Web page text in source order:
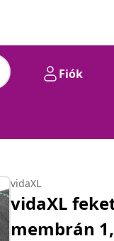
Fiók
vidaXL
vidaXL
membrán